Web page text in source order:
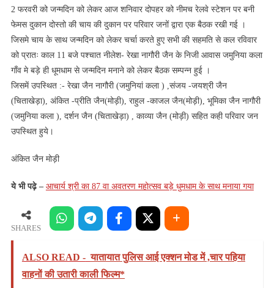
चर्चा
,
साथ
ही
कल
मनेगा
जन्मदिन
2 फरवरी को जन्मदिन को लेकर आज शनिवार दोपहर को नीमच रेलवे स्टेशन पर बनी
फेमस दुकान दोस्तो की चाय की दुकान पर परिवार जनों द्वारा एक बैठक रखी गई ।
जिसमे चाय के साथ जन्मदिन को लेकर चर्चा करते हुए सभी की सहमति से कल रविवार
को प्रातः काल 11 बजे पश्चात नीलेश- रेखा नागौरी जैन के निजी आवास जमुनिया कला
गाँव मे बड़े ही धूमधाम से जन्मदिन मनाने को लेकर बैठक सम्पन्न हुई ।
जिसमें उपस्थित :- रेखा जैन नागौरी (जमुनियां कला ) ,संजय -जयश्री जैन
(चिताखेड़ा), अंकित -प्रीति जैन(मोड़ी), राहुल -काजल जैन(मोड़ी), भूमिका जैन नागौरी
(जमुनिया कला ), दर्शन जैन (चिताखेड़ा) , काव्या जैन (मोड़ी) सहित कही परिवार जन
उपस्थित हुये।
अंकित जैन मोड़ी
ये भी पढ़े – आचार्य श्री का 87 वा अवतरण महोत्सव बड़े धुमधाम के साथ मनाया गया
SHARES
ALSO READ - यातायात पुलिस आई एक्शन मोड में ,चार पहिया
वाहनों की उतारी काली फिल्म*